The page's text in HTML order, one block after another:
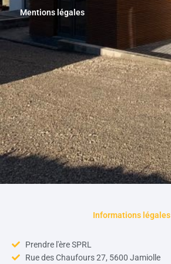
Mentions légales
Informations légales
Prendre l'ère SPRL
Rue des Chaufours 27, 5600 Jamiolle